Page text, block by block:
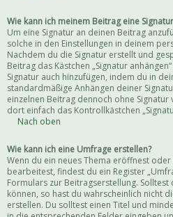
Wie kann ich meinem Beitrag eine
Um eine Signatur an deinen Beitrag
solche in den Einstellungen in deinem
Nachdem du die Signatur erstellt und
Beitrag das Kästchen „Signatur
Signatur auch hinzufügen, indem du in
standardmäßige Anhängen deiner
einzelnen Beitrag dennoch ohne
dort einfach das Kontrollkästchen
Nach oben
Wie kann ich eine Umfrage erstellen?
Wenn du ein neues Thema eröffnest
bearbeitest, findest du ein Register
Formulars zur Beitragserstellung. Solltest
können, so hast du wahrscheinlich nicht
erstellen. Du solltest einen Titel und